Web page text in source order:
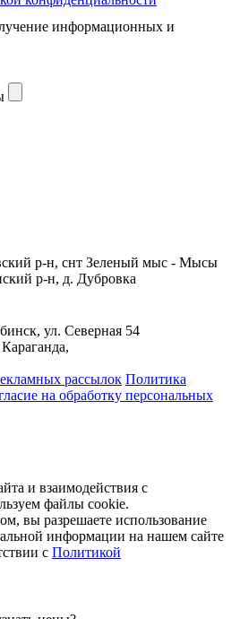
информационных и
р-н, снт Зеленый мыс - Мысы
р-н, д. Дубровка
ул. Северная 54
рассылок Политика
на обработку персональных
и взаимодействия с
файлы cookie.
вы разрешаете использование
информации на нашем сайте
с Политикой